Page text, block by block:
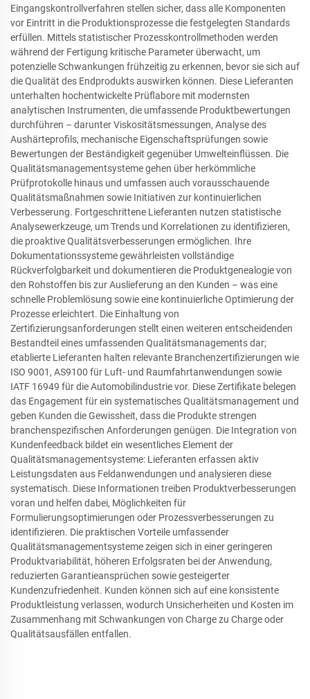
Eingangskontrollverfahren stellen sicher, dass alle Komponenten
vor Eintritt in die Produktionsprozesse die festgelegten Standards
erfüllen. Mittels statistischer Prozesskontrollmethoden werden
während der Fertigung kritische Parameter überwacht, um
potenzielle Schwankungen frühzeitig zu erkennen, bevor sie sich auf
die Qualität des Endprodukts auswirken können. Diese Lieferanten
unterhalten hochentwickelte Prüflabore mit modernsten
analytischen Instrumenten, die umfassende Produktbewertungen
durchführen – darunter Viskositätsmessungen, Analyse des
Aushärteprofils, mechanische Eigenschaftsprüfungen sowie
Bewertungen der Beständigkeit gegenüber Umwelteinflüssen. Die
Qualitätsmanagementsysteme gehen über herkömmliche
Prüfprotokolle hinaus und umfassen auch vorausschauende
Qualitätsmaßnahmen sowie Initiativen zur kontinuierlichen
Verbesserung. Fortgeschrittene Lieferanten nutzen statistische
Analysewerkzeuge, um Trends und Korrelationen zu identifizieren,
die proaktive Qualitätsverbesserungen ermöglichen. Ihre
Dokumentationssysteme gewährleisten vollständige
Rückverfolgbarkeit und dokumentieren die Produktgenealogie von
den Rohstoffen bis zur Auslieferung an den Kunden – was eine
schnelle Problemlösung sowie eine kontinuierliche Optimierung der
Prozesse erleichtert. Die Einhaltung von
Zertifizierungsanforderungen stellt einen weiteren entscheidenden
Bestandteil eines umfassenden Qualitätsmanagements dar;
etablierte Lieferanten halten relevante Branchenzertifizierungen wie
ISO 9001, AS9100 für Luft- und Raumfahrtanwendungen sowie
IATF 16949 für die Automobilindustrie vor. Diese Zertifikate belegen
das Engagement für ein systematisches Qualitätsmanagement und
geben Kunden die Gewissheit, dass die Produkte strengen
branchenspezifischen Anforderungen genügen. Die Integration von
Kundenfeedback bildet ein wesentliches Element der
Qualitätsmanagementsysteme: Lieferanten erfassen aktiv
Leistungsdaten aus Feldanwendungen und analysieren diese
systematisch. Diese Informationen treiben Produktverbesserungen
voran und helfen dabei, Möglichkeiten für
Formulierungsoptimierungen oder Prozessverbesserungen zu
identifizieren. Die praktischen Vorteile umfassender
Qualitätsmanagementsysteme zeigen sich in einer geringeren
Produktvariabilität, höheren Erfolgsraten bei der Anwendung,
reduzierten Garantieansprüchen sowie gesteigerter
Kundenzufriedenheit. Kunden können sich auf eine konsistente
Produktleistung verlassen, wodurch Unsicherheiten und Kosten im
Zusammenhang mit Schwankungen von Charge zu Charge oder
Qualitätsausfällen entfallen.